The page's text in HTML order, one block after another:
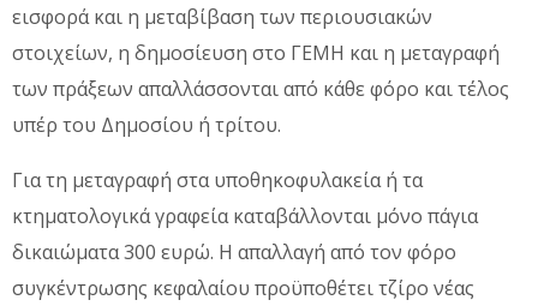
εισφορά και η μεταβίβαση των περιουσιακών
στοιχείων, η δημοσίευση στο ΓΕΜΗ και η μεταγραφή
των πράξεων απαλλάσσονται από κάθε φόρο και τέλος
υπέρ του Δημοσίου ή τρίτου.
Για τη μεταγραφή στα υποθηκοφυλακεία ή τα
κτηματολογικά γραφεία καταβάλλονται μόνο πάγια
δικαιώματα 300 ευρώ. Η απαλλαγή από τον φόρο
συγκέντρωσης κεφαλαίου προϋποθέτει τζίρο νέας